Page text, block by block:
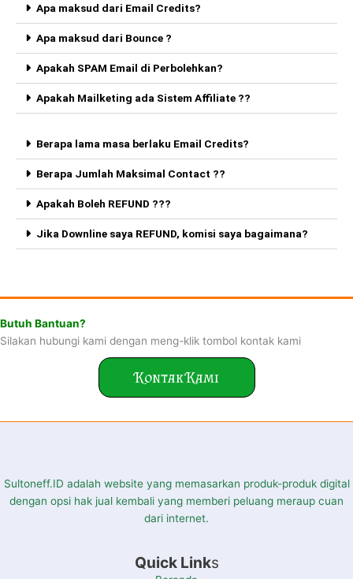
Apa maksud dari Email Credits?
Apa maksud dari Bounce ?
Apakah SPAM Email di Perbolehkan?
Apakah Mailketing ada Sistem Affiliate ??
Berapa lama masa berlaku Email Credits?
Berapa Jumlah Maksimal Contact ??
Apakah Boleh REFUND ???
Jika Downline saya REFUND, komisi saya bagaimana?
Butuh Bantuan?
Silakan hubungi kami dengan meng-klik tombol kontak kami
Kontak Kami
Sultoneff.ID adalah website yang memasarkan produk-produk digital
dengan opsi hak jual kembali yang memberi peluang meraup cuan
dari internet.
Quick Links